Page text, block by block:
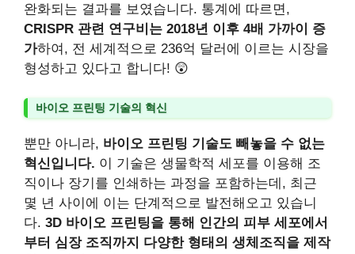
완화되는 결과를 보였습니다. 통계에 따르면,
CRISPR 관련 연구비는 2018년 이후 4배 가까이 증
가하여, 전 세계적으로 236억 달러에 이르는 시장을
형성하고 있다고 합니다! 😲
바이오 프린팅 기술의 혁신
뿐만 아니라, 바이오 프린팅 기술도 빼놓을 수 없는
혁신입니다. 이 기술은 생물학적 세포를 이용해 조
직이나 장기를 인쇄하는 과정을 포함하는데, 최근
몇 년 사이에 이는 단계적으로 발전해오고 있습니
다. 3D 바이오 프린팅을 통해 인간의 피부 세포에서
부터 심장 조직까지 다양한 형태의 생체조직을 제작